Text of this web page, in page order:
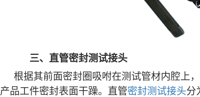
三、直管密封测试接头
根据其前面密封圈吸咐在测试管材内腔上
产品工件密封表面干躁。直管密封测试接头分